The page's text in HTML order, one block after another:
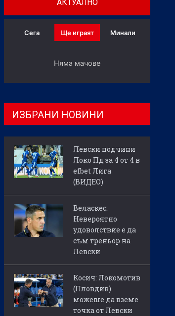
АКТУАЛНО
Сега Ще играят Минали
Няма мачове
ИЗБРАНИ НОВИНИ
Левски подчини
Локо Пд за 4 от 4 в
efbet Лига
(ВИДЕО)
Веласкес:
Невероятно
удоволствие е да
съм треньор на
Левски
Косич: Локомотив
(Пловдив)
можеше да вземе
точка от Левски